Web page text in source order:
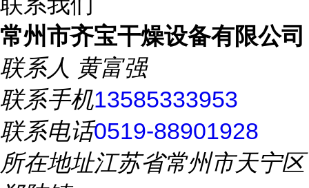
常州市齐宝干燥设备有限公司
联系人 黄富强
联系手机13585333953
联系电话0519-88901928
所在地址江苏省常州市天宁区